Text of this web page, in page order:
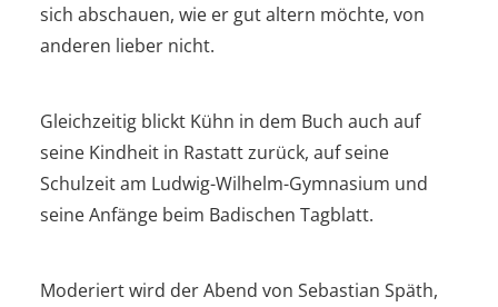
sich abschauen, wie er gut altern möchte, von
anderen lieber nicht.
Gleichzeitig blickt Kühn in dem Buch auch auf
seine Kindheit in Rastatt zurück, auf seine
Schulzeit am Ludwig-Wilhelm-Gymnasium und
seine Anfänge beim Badischen Tagblatt.
Moderiert wird der Abend von Sebastian Späth,